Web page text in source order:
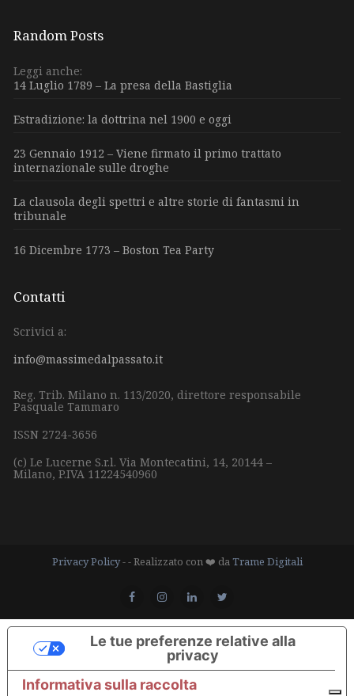
Random Posts
Leggi anche:
14 Luglio 1789 – La presa della Bastiglia
Estradizione: la dottrina nel 1900 e oggi
23 Gennaio 1912 – Viene firmato il primo trattato
internazionale sulle droghe
La clausola degli spettri e altre storie di fantasmi in
tribunale
16 Dicembre 1773 – Boston Tea Party
Contatti
Scrivici a:
info@massimedalpassato.it
Reg. Trib. Milano n. 113/2020, direttore responsabile
Pasquale Tammaro
ISSN 2724-3656
(c) Le Lucerne S.r.l. Via Montecatini, 14, 20144 –
Milano, P.IVA 11224540960
Privacy Policy- - Realizzato con ❤️ daTrame Digitali
Informativa sulla raccolta
Le tue preferenze relative alla
privacy